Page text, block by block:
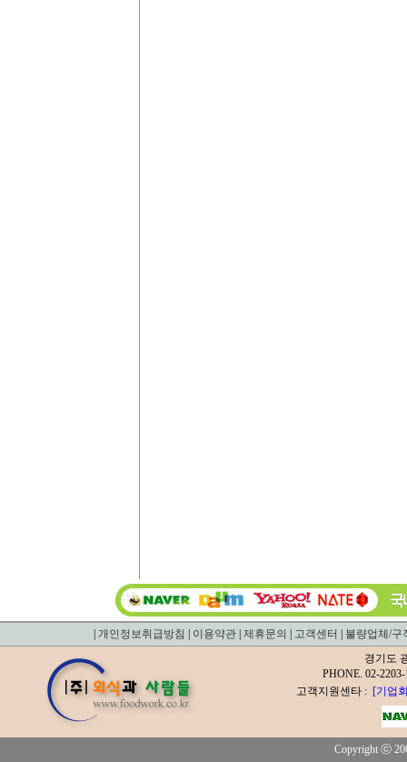
개인정보취급방침 이용약관 제휴문의 고객센터
불량업체/구
경기도
PHONE. 02-
고객지원센타 : [기업
Copyright ⓒ